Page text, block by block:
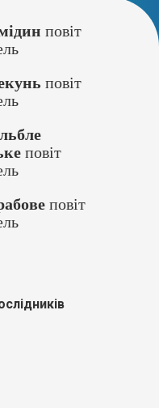
повіт
повіт
повіт
повіт